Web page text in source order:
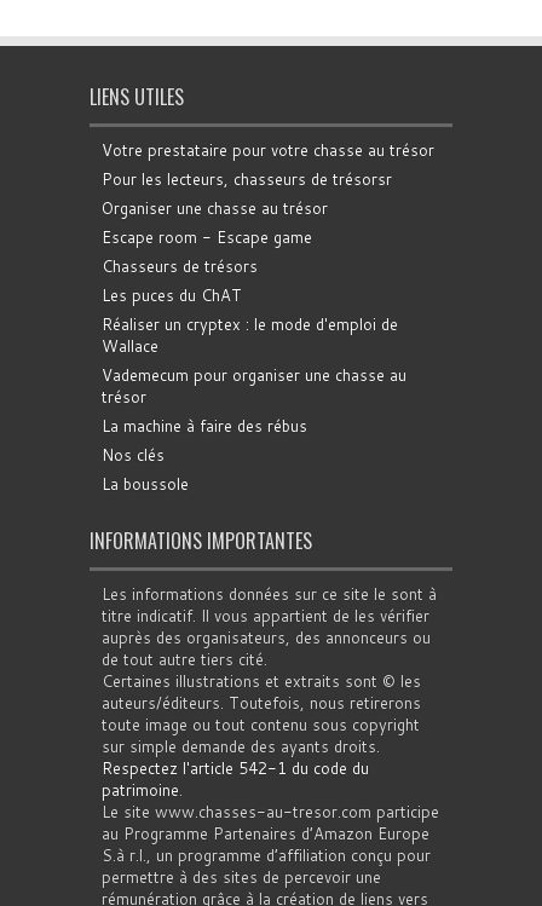
LIENS UTILES
Votre prestataire pour votre chasse au trésor
Pour les lecteurs, chasseurs de trésorsr
Organiser une chasse au trésor
Escape room - Escape game
Chasseurs de trésors
Les puces du ChAT
Réaliser un cryptex : le mode d'emploi de
Wallace
Vademecum pour organiser une chasse au
trésor
La machine à faire des rébus
Nos clés
La boussole
INFORMATIONS IMPORTANTES
Les informations données sur ce site le sont à
titre indicatif. Il vous appartient de les vérifier
auprès des organisateurs, des annonceurs ou
de tout autre tiers cité.
Certaines illustrations et extraits sont © les
auteurs/éditeurs. Toutefois, nous retirerons
toute image ou tout contenu sous copyright
sur simple demande des ayants droits.
Respectez l'article 542-1 du code du
patrimoine.
Le site www.chasses-au-tresor.com participe
au Programme Partenaires d’Amazon Europe
S.à r.l., un programme d’affiliation conçu pour
permettre à des sites de percevoir une
rémunération grâce à la création de liens vers